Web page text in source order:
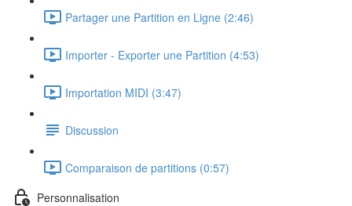
Partager une Partition en Ligne (2:46)
Importer - Exporter une Partition (4:53)
Importation MIDI (3:47)
Discussion
Comparaison de partitions (0:57)
Personnalisation